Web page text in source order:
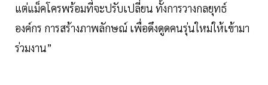
แต่แม็คโครพร้อมที่จะปรับเปลี่ยน ทั้งการวางกลยุทธ์
องค์กร การสร้างภาพลักษณ์ เพื่อดึงดูดคนรุ่นใหม่ให้เข้ามา
ร่วมงาน”